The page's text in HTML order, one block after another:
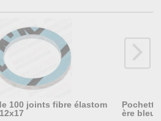
100 joints fibre élastom
ère bleu